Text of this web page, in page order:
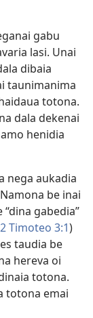
gabu
lasi. Unai
dibaia
taunimanima
totona.
dala dekenai
henidia
nega aukadia
be inai
gabedia”
2 Timoteo 3:1)
taudia be
hereva oi
totona.
totona emai